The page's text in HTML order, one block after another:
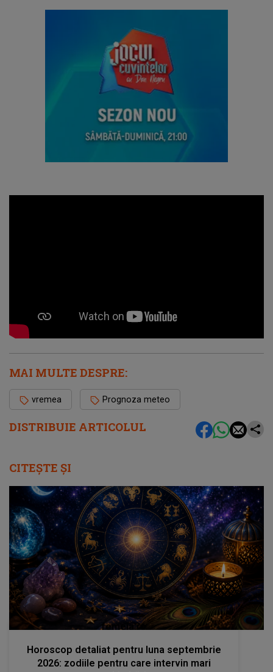
DISTRIBUIE ARTICOLUL
MAI MULTE DESPRE:
vremea Prognoza meteo
CITEȘTE ȘI
femeia.ro
Horoscop detaliat pentru luna septembrie
2026: zodiile pentru care intervin mari